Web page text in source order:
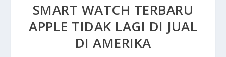
SMART WATCH TERBARU
APPLE TIDAK LAGI DI JUAL
DI AMERIKA